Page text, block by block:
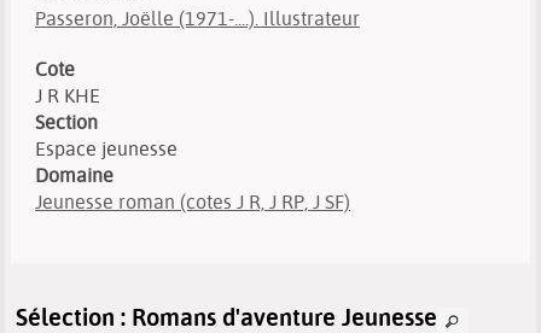
Passeron, Joëlle (1971-....). Illustrateur
Cote
J R KHE
Section
Espace jeunesse
Domaine
Jeunesse roman (cotes J R, J RP, J SF)
Sélection : Romans d'aventure Jeunesse